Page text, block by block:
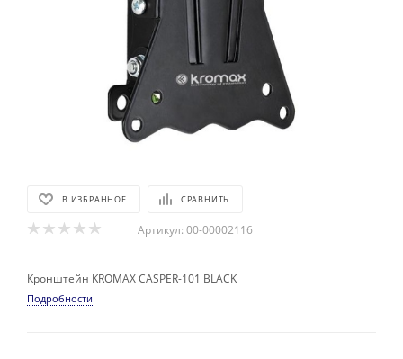
В ИЗБРАННОЕ СРАВНИТЬ
Артикул: 00-00002116
Кронштейн KROMAX CASPER-101 BLACK
Подробности